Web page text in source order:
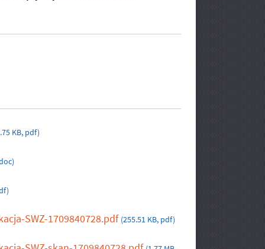
KB, pdf)
SWZ-1709840728.pdf (255.51 KB, pdf)